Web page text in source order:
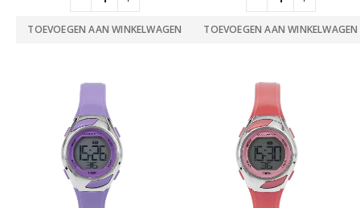
TOEVOEGEN AAN WINKELWAGEN TOEVOEGEN AAN WINKELWAGEN